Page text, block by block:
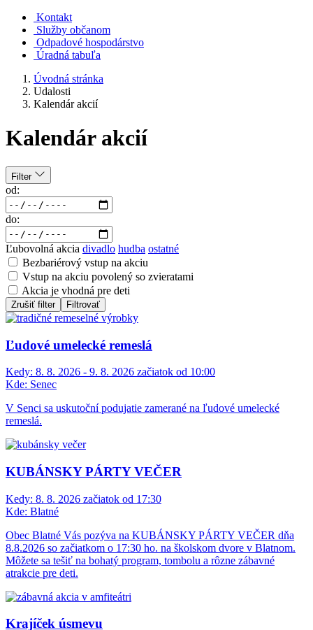
Kontakt
Služby občanom
Odpadové hospodárstvo
Úradná tabuľa
Úvodná stránka
Udalosti
Kalendár akcií
Kalendár akcií
Filter
od:
do:
Ľubovolná akcia divadlo hudba ostatné
Bezbariérový vstup na akciu
Vstup na akciu povolený so zvieratami
Akcia je vhodná pre deti
Zrušiť filter Filtrovať
Ľudové umelecké remeslá
Kedy: 8. 8. 2026 - 9. 8. 2026 začiatok od 10:00
Kde: Senec
V Senci sa uskutoční podujatie zamerané na ľudové umelecké
remeslá.
KUBÁNSKY PÁRTY VEČER
Kedy: 8. 8. 2026 začiatok od 17:30
Kde: Blatné
Obec Blatné Vás pozýva na KUBÁNSKY PÁRTY VEČER dňa
8.8.2026 so začiatkom o 17:30 ho. na školskom dvore v Blatnom.
Môžete sa tešiť na bohatý program, tombolu a rôzne zábavné
atrakcie pre deti.
Krajíček úsmevu